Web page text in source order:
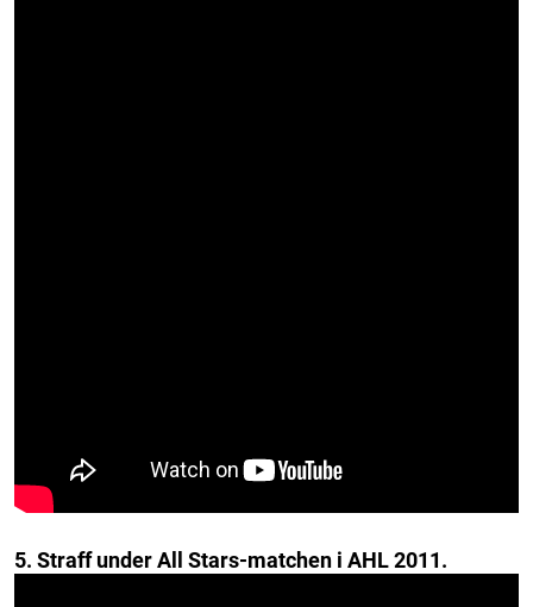
5. Straff under All Stars-matchen i AHL 2011.